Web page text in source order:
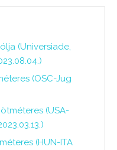
(Universiade,
(OSC-Jug
(USA-
(HUN-ITA